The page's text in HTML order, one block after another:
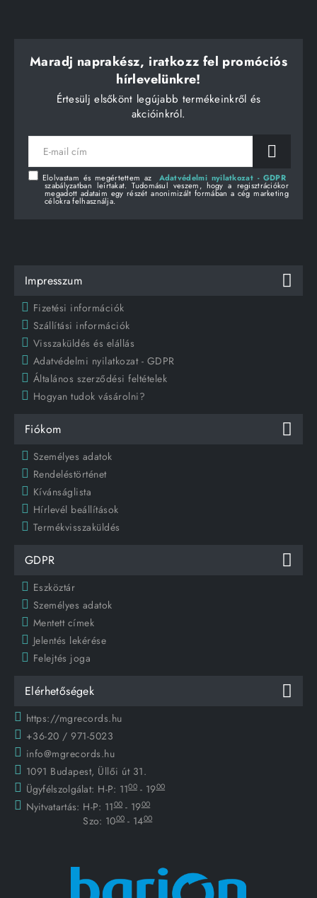
Maradj naprakész, iratkozz fel promóciós
hírlevelünkre!
Értesülj elsőkönt legújabb termékeinkről és
akcióinkról.
E-
mail
Elolvastam és megértettem az Adatvédelmi nyilatkozat - GDPR
szabályzatban leírtakat. Tudomásul veszem, hogy a regisztrációkor
megadott adataim egy részét anonimizált formában a cég marketing
célokra felhasználja.
Impresszum
Fizetési információk
Szállítási információk
Visszaküldés és elállás
Adatvédelmi nyilatkozat - GDPR
Általános szerződési feltételek
Hogyan tudok vásárolni?
Fiókom
Személyes adatok
Rendeléstörténet
Kívánságlista
Hírlevél beállítások
Termékvisszaküldés
GDPR
Eszköztár
Személyes adatok
Mentett címek
Jelentés lekérése
Felejtés joga
Elérhetőségek
https://mgrecords.hu
+36-20 / 971-5023
info@mgrecords.hu
1091 Budapest, Üllői út 31.
Ügyfélszolgálat: H-P: 1100 - 1900
Nyitvatartás: H-P: 1100 - 1900
Szo: 1000 - 1400